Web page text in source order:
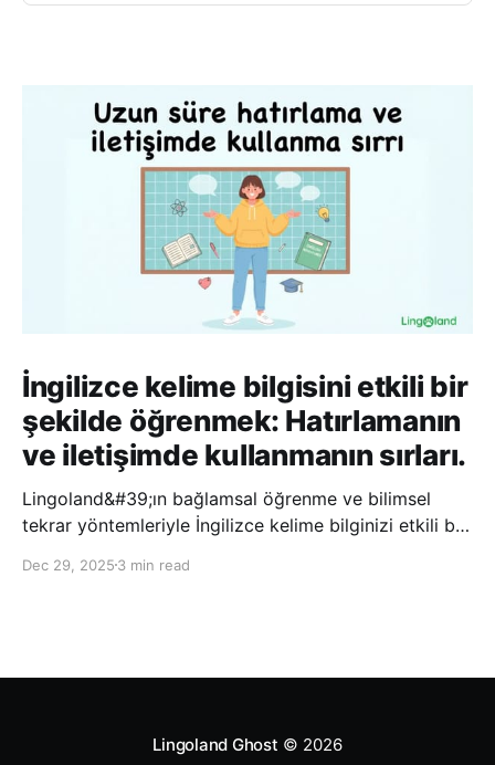
İngilizce kelime bilgisini etkili bir
şekilde öğrenmek: Hatırlamanın
ve iletişimde kullanmanın sırları.
Lingoland&#39;ın bağlamsal öğrenme ve bilimsel
tekrar yöntemleriyle İngilizce kelime bilginizi etkili bir
hatırlayabilir ve daha doğal bir şekilde iletişim
Dec 29, 2025 3 min read
Lingoland Ghost © 2026